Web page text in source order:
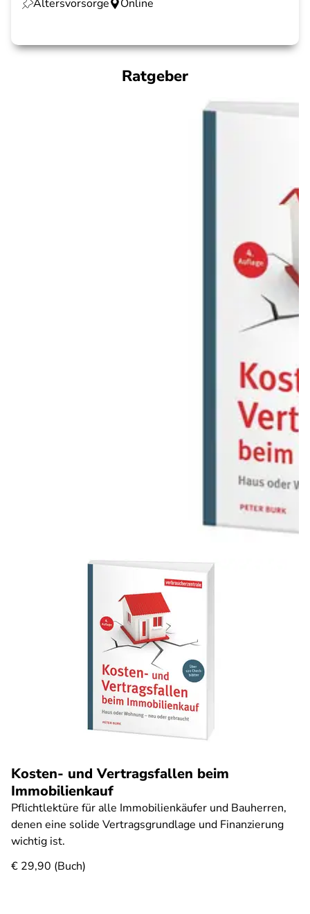
Altersvorsorge Online
Ratgeber
Kosten- und Vertragsfallen beim
Immobilienkauf
Pflichtlektüre für alle Immobilienkäufer und Bauherren,
denen eine solide Vertragsgrundlage und Finanzierung
wichtig ist.
€ 29,90 (Buch)